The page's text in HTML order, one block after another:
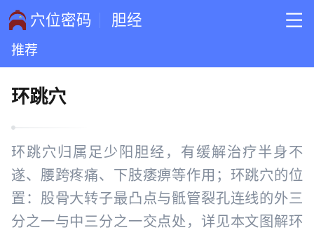
穴位密码 胆经
推荐
环跳穴
环跳穴归属足少阳胆经，有缓解治疗半身不
遂、腰跨疼痛、下肢痿痹等作用；环跳穴的位
置：股骨大转子最凸点与骶管裂孔连线的外三
分之一与中三分之一交点处，详见本文图解环